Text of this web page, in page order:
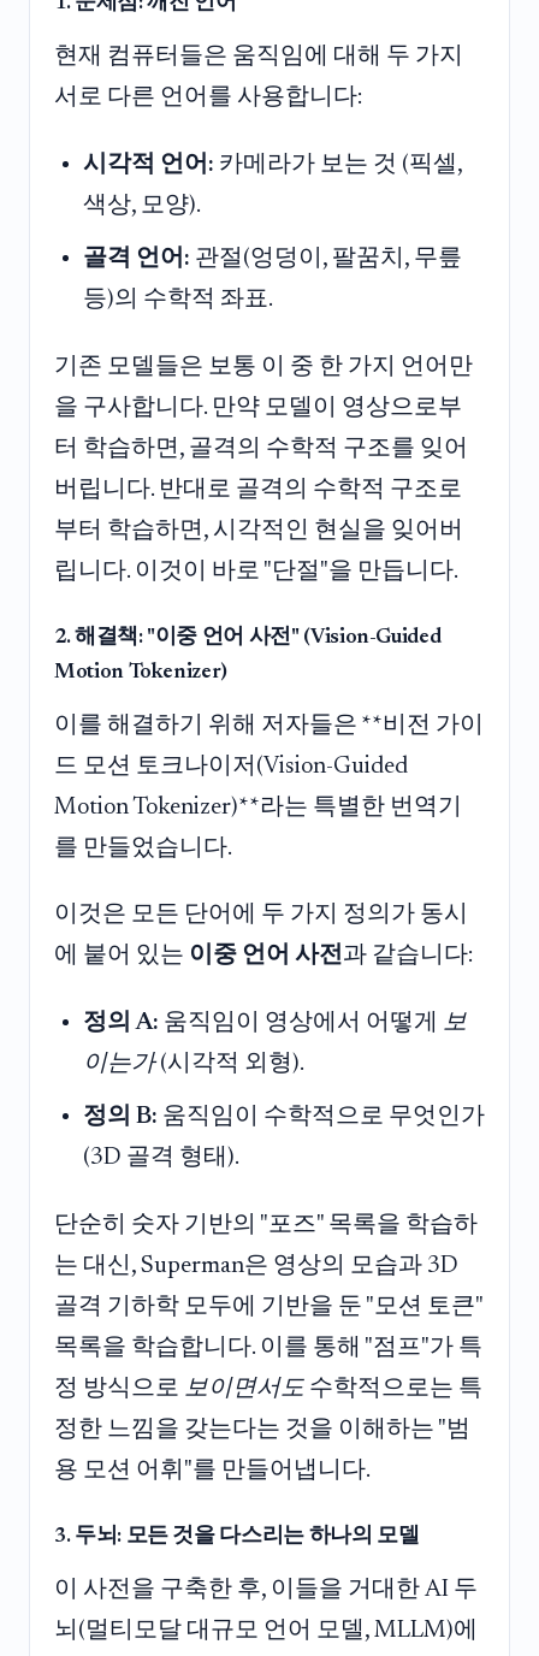
현재 컴퓨터들은 움직임에 대해 두 가지
서로 다른 언어를 사용합니다:
시각적 언어: 카메라가 보는 것 (픽셀,
색상, 모양).
골격 언어: 관절(엉덩이, 팔꿈치, 무릎
등)의 수학적 좌표.
기존 모델들은 보통 이 중 한 가지 언어만
을 구사합니다. 만약 모델이 영상으로부
터 학습하면, 골격의 수학적 구조를 잊어
버립니다. 반대로 골격의 수학적 구조로
부터 학습하면, 시각적인 현실을 잊어버
립니다. 이것이 바로 "단절"을 만듭니다.
2. 해결책: "이중 언어 사전" (Vision-Guided
Motion Tokenizer)
이를 해결하기 위해 저자들은 **비전 가이
드 모션 토크나이저(Vision-Guided
Motion Tokenizer)**라는 특별한 번역기
를 만들었습니다.
이것은 모든 단어에 두 가지 정의가 동시
에 붙어 있는 이중 언어 사전과 같습니다:
정의 A: 움직임이 영상에서 어떻게 보
이는가(시각적 외형).
정의 B: 움직임이 수학적으로 무엇인가
(3D 골격 형태).
단순히 숫자 기반의 "포즈" 목록을 학습하
는 대신, Superman은 영상의 모습과 3D
골격 기하학 모두에 기반을 둔 "모션 토큰"
목록을 학습합니다. 이를 통해 "점프"가 특
정 방식으로 보이면서도 수학적으로는 특
정한 느낌을 갖는다는 것을 이해하는 "범
용 모션 어휘"를 만들어냅니다.
3. 두뇌: 모든 것을 다스리는 하나의 모델
이 사전을 구축한 후, 이들을 거대한 AI 두
뇌(멀티모달 대규모 언어 모델, MLLM)에